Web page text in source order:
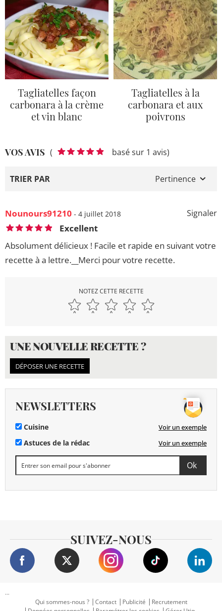
Tagliatelles façon
carbonara à la crème
et vin blanc
Tagliatelles à la
carbonara et aux
poivrons
VOS AVIS ( basé sur 1 avis)
TRIER PAR Pertinence
Signaler
Nounours91210 - 4 juillet 2018
Excellent
Absolument délicieux ! Facile et rapide en suivant votre
recette à a lettre.__Merci pour votre recette.
NOTEZ CETTE RECETTE
UNE NOUVELLE RECETTE ?
DÉPOSER UNE RECETTE
NEWSLETTERS
Cuisine Voir un exemple
Astuces de la rédac Voir un exemple
SUIVEZ-NOUS
...
Qui sommes-nous ?
Contact Publicité
Recrutement